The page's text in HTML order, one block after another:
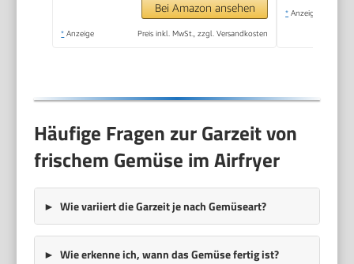
Bei Amazon ansehen
* Anzeige Preis inkl. MwSt., zzgl. Versandkosten
* Anzeige
Häufige Fragen zur Garzeit von
frischem Gemüse im Airfryer
Wie variiert die Garzeit je nach Gemüseart?
Wie erkenne ich, wann das Gemüse fertig ist?